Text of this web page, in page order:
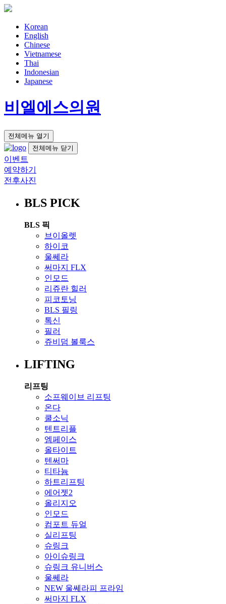
Korean
English
Chinese
Vietnamese
Thai
Indonesian
Japanese
비엘에스의원
전체메뉴 열기
전체메뉴 닫기
이벤트
예약하기
전후사진
BLS PICK
BLS 픽
브이올렛
하이코
울쎄라
써마지 FLX
인모드
리쥬란 힐러
피코토닝
BLS 필링
톡신
필러
쥬비덤 볼룩스
LIFTING
리프팅
소프웨이브 리프팅
온다
쿨소닉
텐트리플
엠페이스
올타이트
텐써마
티타늄
하트리프팅
에어젯2
올리지오
인모드
컴포트 듀얼
실리프팅
슈링크
아이슈링크
슈링크 유니버스
울쎄라
NEW 울쎄라피 프라임
써마지 FLX